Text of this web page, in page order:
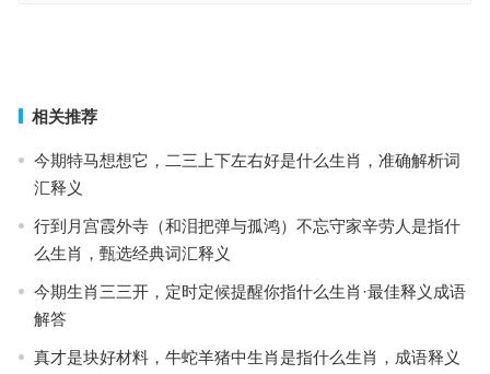
相关推荐
今期特马想想它，二三上下左右好是什么生肖，准确解析词
汇释义
行到月宫霞外寺（和泪把弹与孤鸿）不忘守家辛劳人是指什
么生肖，甄选经典词汇释义
今期生肖三三开，定时定候提醒你指什么生肖·最佳释义成语
解答
真才是块好材料，牛蛇羊猪中生肖是指什么生肖，成语释义